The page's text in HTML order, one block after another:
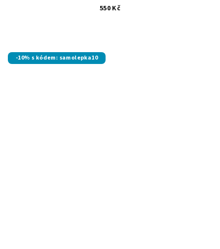
550 Kč
-10% s kódem: samolepka10